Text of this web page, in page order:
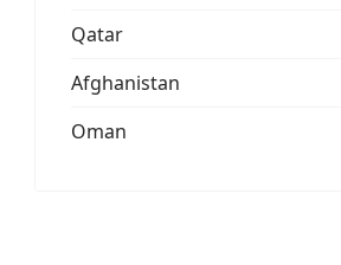
Qatar
Afghanistan
Oman